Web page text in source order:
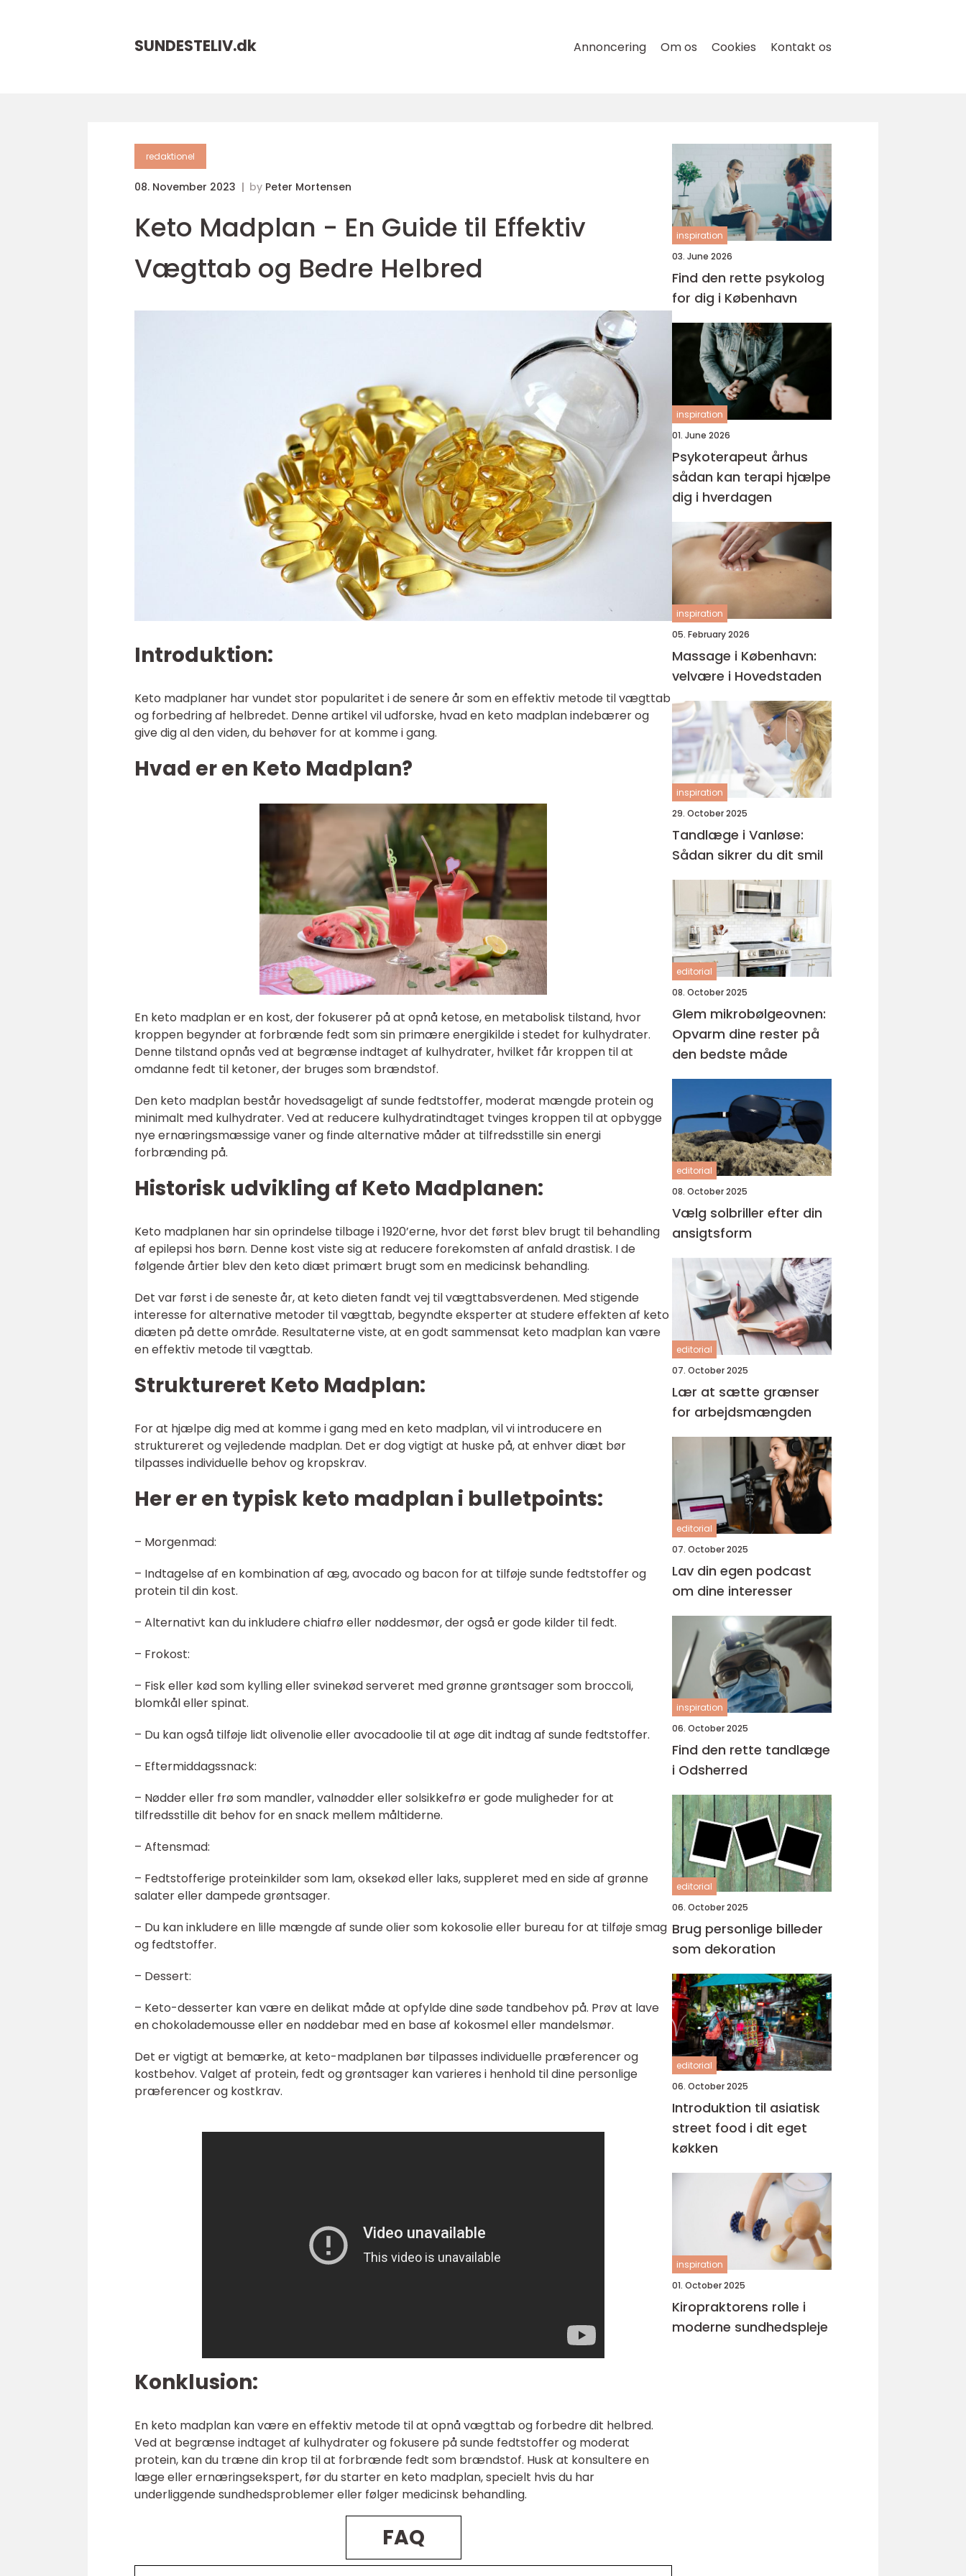
SUNDESTELIV.dk Annoncering Om os Cookies Kontakt os
redaktionel
08. November 2023 by Peter Mortensen
Keto Madplan - En Guide til Effektiv
Vægttab og Bedre Helbred
Introduktion:
Keto madplaner har vundet stor popularitet i de senere år som en effektiv metode til vægttab
og forbedring af helbredet. Denne artikel vil udforske, hvad en keto madplan indebærer og
give dig al den viden, du behøver for at komme i gang.
Hvad er en Keto Madplan?
En keto madplan er en kost, der fokuserer på at opnå ketose, en metabolisk tilstand, hvor
kroppen begynder at forbrænde fedt som sin primære energikilde i stedet for kulhydrater.
Denne tilstand opnås ved at begrænse indtaget af kulhydrater, hvilket får kroppen til at
omdanne fedt til ketoner, der bruges som brændstof.
Den keto madplan består hovedsageligt af sunde fedtstoffer, moderat mængde protein og
minimalt med kulhydrater. Ved at reducere kulhydratindtaget tvinges kroppen til at opbygge
nye ernæringsmæssige vaner og finde alternative måder at tilfredsstille sin energi
forbrænding på.
Historisk udvikling af Keto Madplanen:
Keto madplanen har sin oprindelse tilbage i 1920’erne, hvor det først blev brugt til behandling
af epilepsi hos børn. Denne kost viste sig at reducere forekomsten af anfald drastisk. I de
følgende årtier blev den keto diæt primært brugt som en medicinsk behandling.
Det var først i de seneste år, at keto dieten fandt vej til vægttabsverdenen. Med stigende
interesse for alternative metoder til vægttab, begyndte eksperter at studere effekten af keto
diæten på dette område. Resultaterne viste, at en godt sammensat keto madplan kan være
en effektiv metode til vægttab.
Struktureret Keto Madplan:
For at hjælpe dig med at komme i gang med en keto madplan, vil vi introducere en
struktureret og vejledende madplan. Det er dog vigtigt at huske på, at enhver diæt bør
tilpasses individuelle behov og kropskrav.
Her er en typisk keto madplan i bulletpoints:
– Morgenmad:
– Indtagelse af en kombination af æg, avocado og bacon for at tilføje sunde fedtstoffer og
protein til din kost.
– Alternativt kan du inkludere chiafrø eller nøddesmør, der også er gode kilder til fedt.
– Frokost:
– Fisk eller kød som kylling eller svinekød serveret med grønne grøntsager som broccoli,
blomkål eller spinat.
– Du kan også tilføje lidt olivenolie eller avocadoolie til at øge dit indtag af sunde fedtstoffer.
– Eftermiddagssnack:
– Nødder eller frø som mandler, valnødder eller solsikkefrø er gode muligheder for at
tilfredsstille dit behov for en snack mellem måltiderne.
– Aftensmad:
– Fedtstofferige proteinkilder som lam, oksekød eller laks, suppleret med en side af grønne
salater eller dampede grøntsager.
– Du kan inkludere en lille mængde af sunde olier som kokosolie eller bureau for at tilføje smag
og fedtstoffer.
– Dessert:
– Keto-desserter kan være en delikat måde at opfylde dine søde tandbehov på. Prøv at lave
en chokolademousse eller en nøddebar med en base af kokosmel eller mandelsmør.
Det er vigtigt at bemærke, at keto-madplanen bør tilpasses individuelle præferencer og
kostbehov. Valget af protein, fedt og grøntsager kan varieres i henhold til dine personlige
præferencer og kostkrav.
Konklusion:
En keto madplan kan være en effektiv metode til at opnå vægttab og forbedre dit helbred.
Ved at begrænse indtaget af kulhydrater og fokusere på sunde fedtstoffer og moderat
protein, kan du træne din krop til at forbrænde fedt som brændstof. Husk at konsultere en
læge eller ernæringsekspert, før du starter en keto madplan, specielt hvis du har
underliggende sundhedsproblemer eller følger medicinsk behandling.
FAQ
inspiration
03. June 2026
Find den rette psykolog
for dig i København
inspiration
01. June 2026
Psykoterapeut århus
sådan kan terapi hjælpe
dig i hverdagen
inspiration
05. February 2026
Massage i København:
velvære i Hovedstaden
inspiration
29. October 2025
Tandlæge i Vanløse:
Sådan sikrer du dit smil
editorial
08. October 2025
Glem mikrobølgeovnen:
Opvarm dine rester på
den bedste måde
editorial
08. October 2025
Vælg solbriller efter din
ansigtsform
editorial
07. October 2025
Lær at sætte grænser
for arbejdsmængden
editorial
07. October 2025
Lav din egen podcast
om dine interesser
inspiration
06. October 2025
Find den rette tandlæge
i Odsherred
editorial
06. October 2025
Brug personlige billeder
som dekoration
editorial
06. October 2025
Introduktion til asiatisk
street food i dit eget
køkken
inspiration
01. October 2025
Kiropraktorens rolle i
moderne sundhedspleje